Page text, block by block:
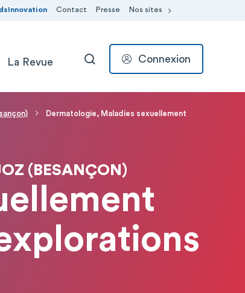
Contact Presse Nos sites
La Revue RECHERCHER
Connexion
Dermatologie, Maladies sexuellement
(BESANÇON)